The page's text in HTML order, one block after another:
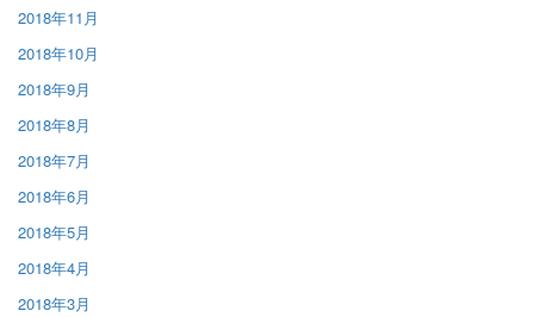
2018年11月
2018年10月
2018年9月
2018年8月
2018年7月
2018年6月
2018年5月
2018年4月
2018年3月